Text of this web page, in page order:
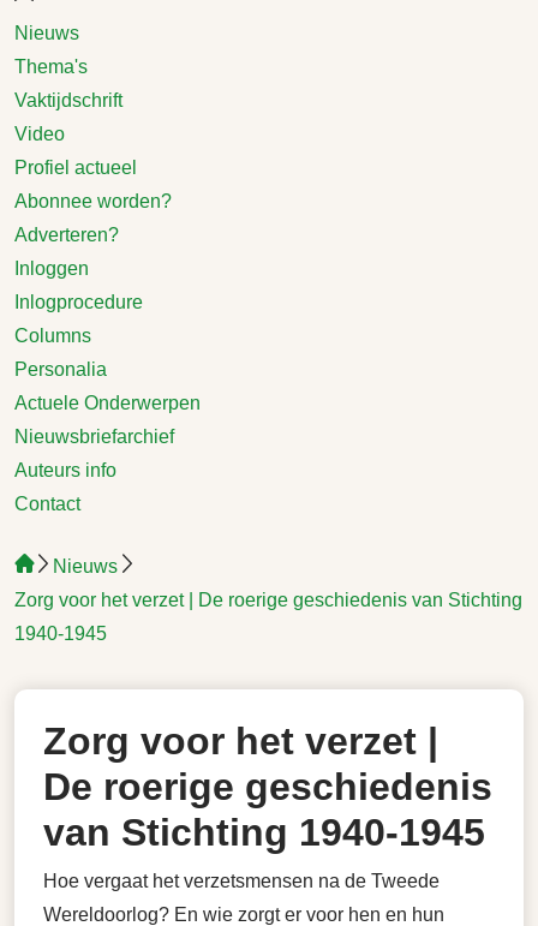
Nieuws
Thema's
Vaktijdschrift
Video
Profiel actueel
Abonnee worden?
Adverteren?
Inloggen
Inlogprocedure
Columns
Personalia
Actuele Onderwerpen
Nieuwsbriefarchief
Auteurs info
Contact
Nieuws
Zorg voor het verzet | De roerige geschiedenis van Stichting
1940-1945
Zorg voor het verzet |
De roerige geschiedenis
van Stichting 1940-1945
Hoe vergaat het verzetsmensen na de Tweede
Wereldoorlog? En wie zorgt er voor hen en hun